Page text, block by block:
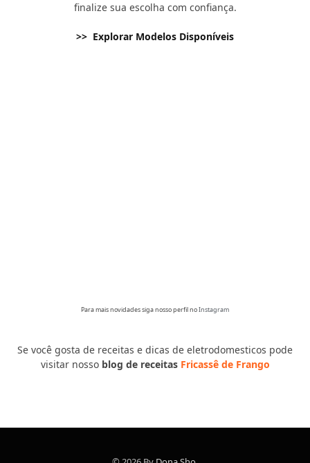
finalize sua escolha com confiança.
>> Explorar Modelos Disponíveis
Para mais novidades siga nosso perfil noInstagram
Se você gosta de receitas e dicas de eletrodomesticos pode
visitar nosso blog de receitas Fricassê de Frango